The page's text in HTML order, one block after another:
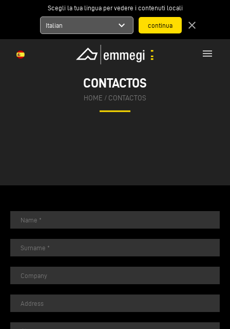
Scegli la tua lingua per vedere i contenuti locali
Italian expand_more close
menu
CONTACTOS
HOME / CONTACTOS